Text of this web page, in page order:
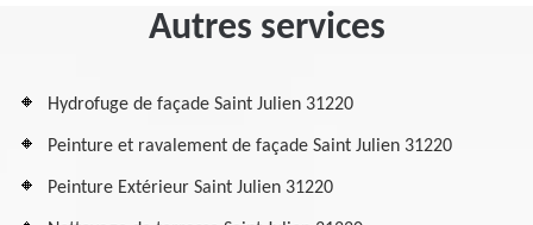
Autres services
Hydrofuge de façade Saint Julien 31220
Peinture et ravalement de façade Saint Julien 31220
Peinture Extérieur Saint Julien 31220